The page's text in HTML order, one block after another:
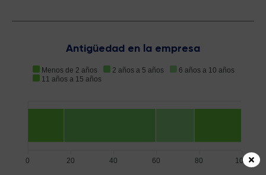
Antigüedad en la empresa
Menos de 2 años 2 años a 5 años
6 años a 10 años
11 años a 15 años
100
80
60
40
20
0